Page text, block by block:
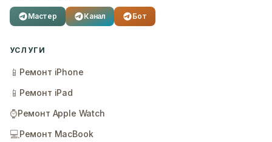
Мастер Канал Бот
УСЛУГИ
📱 Ремонт iPhone
📱 Ремонт iPad
⌚Ремонт Apple Watch
💻Ремонт MacBook